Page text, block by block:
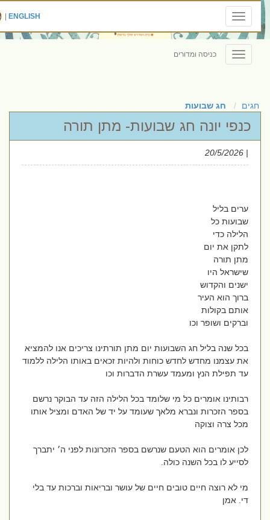
Toggle
navigation
ENGLISH
|
Toggle
navigation
כניסה ומדורים
חגים חג שבועות
כנפי יונה חג שבועות- מתן תורה
ערים בליל
שבועות כל
הלילה כדי
לתקן את יום
מתן תורה
שישראל היו
ישנים והקדוש
ברוך הוא העיר
אותם בקולות
וברקים ושופר וכו
בכל שנה בליל חג השבועות יום מתן תורתינו צריכים אנו להמציא
את עצמנו מחדש לחדש כוחות ולהיות זכאים באותו הלילה ללמוד
עד תפילת הנץ ומעמד עשרת הדברות וכו
רבותינו אומרים כל מי שלומד בכל הלילה הזה עד הבוקר נרשם
בספר הזכרות ונברא מלאך שעומד על יד של האדם ומציל אותו
מכל צרה וצוקה
לכן אומרים הוא הטעם שנרשם בספר הזכרונות לפני ה׳ יתברך
לסייע לו בכל השנה כולה.
מי לא רוצה חיים טובים חיים של עושר ובריאות וברכות עד בלי
די. אמן